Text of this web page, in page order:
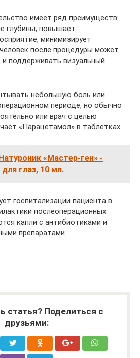
имеет ряд преимуществ:
глубины, повышает
минимизирует
после процедуры может
поддерживать визуальный
небольшую боль или
периоде, но обычно
или врач с целью
«Парацетамол» в таблетках.
«Мастер-ген» -
глаз, 10 мл.
госпитализации пациента в
послеоперационных
капли с антибиотиками и
препаратами.
статья? Поделиться с
друзьями: